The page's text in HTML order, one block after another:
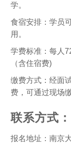
学。
食宿安排：学员
用。
学费标准：每人
（含住宿费)
缴费方式：经面
费，可通过现场
联系方式：
报名地址：南京